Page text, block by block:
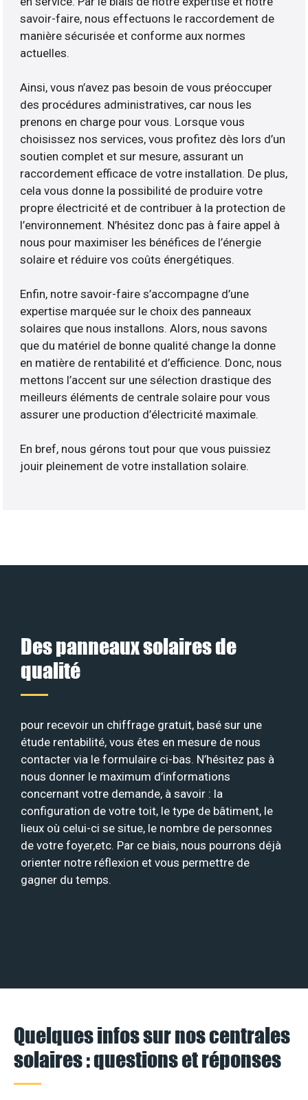
savoir-faire, nous effectuons le raccordement de
manière sécurisée et conforme aux normes
actuelles.
Ainsi, vous n’avez pas besoin de vous préoccuper
des procédures administratives, car nous les
prenons en charge pour vous. Lorsque vous
choisissez nos services, vous profitez dès lors d’un
soutien complet et sur mesure, assurant un
raccordement efficace de votre installation. De plus,
cela vous donne la possibilité de produire votre
propre électricité et de contribuer à la protection de
l’environnement. N’hésitez donc pas à faire appel à
nous pour maximiser les bénéfices de l’énergie
solaire et réduire vos coûts énergétiques.
Enfin, notre savoir-faire s’accompagne d’une
expertise marquée sur le choix des panneaux
solaires que nous installons. Alors, nous savons
que du matériel de bonne qualité change la donne
en matière de rentabilité et d’efficience. Donc, nous
mettons l’accent sur une sélection drastique des
meilleurs éléments de centrale solaire pour vous
assurer une production d’électricité maximale.
En bref, nous gérons tout pour que vous puissiez
jouir pleinement de votre installation solaire.
Des panneaux solaires de
qualité
pour recevoir un chiffrage gratuit, basé sur une
étude rentabilité, vous êtes en mesure de nous
contacter via le formulaire ci-bas. N’hésitez pas à
nous donner le maximum d’informations
concernant votre demande, à savoir : la
configuration de votre toit, le type de bâtiment, le
lieux où celui-ci se situe, le nombre de personnes
de votre foyer,etc. Par ce biais, nous pourrons déjà
orienter notre réflexion et vous permettre de
gagner du temps.
Quelques infos sur nos centrales
solaires : questions et réponses